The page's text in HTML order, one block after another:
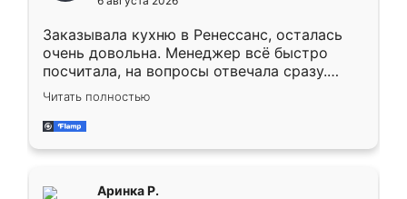
мебели буду заказывать только здесь.
Заказывала кухню в Ренессанс, осталась
очень довольна. Менеджер всё быстро
посчитала, на вопросы отвечала сразу.
Замерщик приехал в субботу, подошёл к
делу со всей ответственностью. Собрали
за день, ребята работали аккуратно, даже
Читать полностью
Аринка Р.